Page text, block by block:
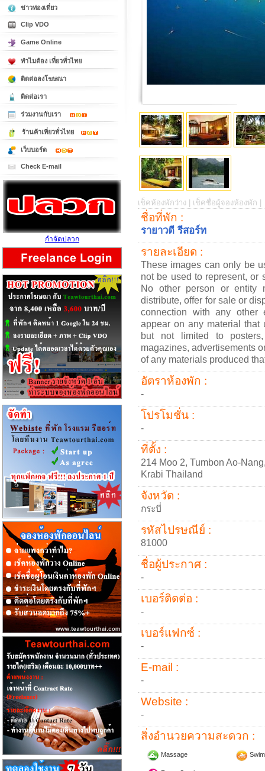
เช็คห้องพักว่าง | เช็คชื่อผู้จองห้องพัก |
ชื่อที่พัก :
รายาวดี รีสอร์ท
รายละเอียด :
These images can only be
not be used to represent, or
No other person or entity
distribute, offer for sale or
connection with any other
appear on any material that
but not limited to posters,
magazines, advertisements
of any materials produced
อัตราห้องพัก :
-
โปรโมชั่น :
-
ที่ตั้ง :
214 Moo 2, Tumbon Ao-
Krabi Thailand
จังหวัด :
กระบี่
รหัสไปรษณีย์ :
81000
ชื่อผู้ประกาศ :
-
เบอร์ติดต่อ :
-
เบอร์แฟกซ์ :
-
E-mail :
-
Website :
-
สิ่งอำนวยความสะดวก :
Massage
ข่าวท่องเที่ยว
Clip VDO
Game Online
ทำไมต้อง เที่ยวทั่วไทย
ติดต่อลงโฆษณา
ติดต่อเรา
ร่วมงานกับเรา
ร้านค้าเที่ยวทั่วไทย
เว็บบอร์ด
Check E-mail
กำจัดปลวก